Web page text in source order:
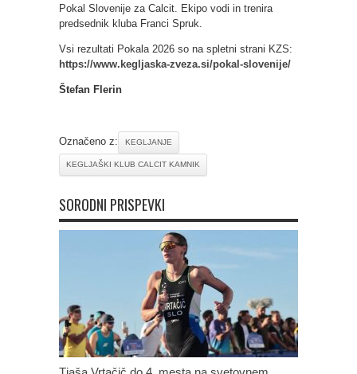
Pokal Slovenije za Calcit. Ekipo vodi in trenira
predsednik kluba Franci Spruk.
Vsi rezultati Pokala 2026 so na spletni strani KZS:
https://www.kegljaska-zveza.si/pokal-slovenije/
Štefan Flerin
Označeno z: KEGLJANJE
KEGLJAŠKI KLUB CALCIT KAMNIK
SORODNI PRISPEVKI